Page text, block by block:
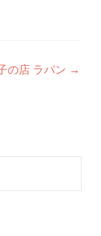
の店 ラパン →